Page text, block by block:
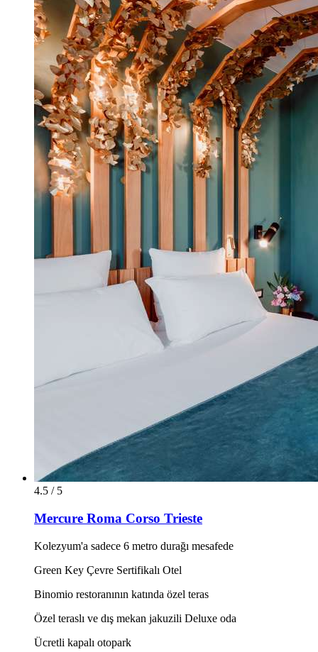
4.5 / 5
Mercure Roma Corso Trieste
Kolezyum'a sadece 6 metro durağı mesafede
Green Key Çevre Sertifikalı Otel
Binomio restoranının katında özel teras
Özel teraslı ve dış mekan jakuzili Deluxe oda
Ücretli kapalı otopark